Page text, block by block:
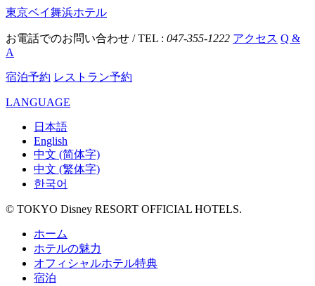
東京ベイ舞浜ホテル
お電話でのお問い合わせ / TEL : 047-355-1222 アクセス Q &
A
宿泊予約 レストラン予約
LANGUAGE
日本語
English
中文 (简体字)
中文 (繁体字)
한국어
© TOKYO Disney RESORT OFFICIAL HOTELS.
ホーム
ホテルの魅力
オフィシャルホテル特典
宿泊